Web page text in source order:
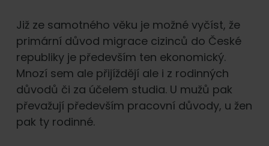
Již ze samotného věku je možné vyčíst, že
primární důvod migrace cizinců do České
republiky je především ten ekonomický.
Mnozí sem ale přijíždějí ale i z rodinných
důvodů či za účelem studia. U mužů pak
převažují především pracovní důvody, u žen
pak ty rodinné.